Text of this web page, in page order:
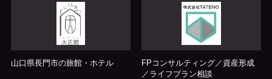
山口県長門市の旅館・ホテル
FPコンサルティング／資産形成
／ライフプラン相談